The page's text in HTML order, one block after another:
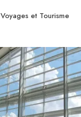
Voyages et Tourisme